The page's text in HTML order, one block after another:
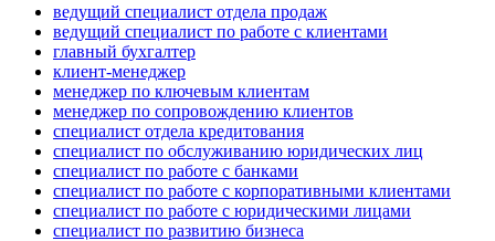
ведущий специалист отдела продаж
ведущий специалист по работе с клиентами
главный бухгалтер
клиент-менеджер
менеджер по ключевым клиентам
менеджер по сопровождению клиентов
специалист отдела кредитования
специалист по обслуживанию юридических лиц
специалист по работе с банками
специалист по работе с корпоративными клиентами
специалист по работе с юридическими лицами
специалист по развитию бизнеса